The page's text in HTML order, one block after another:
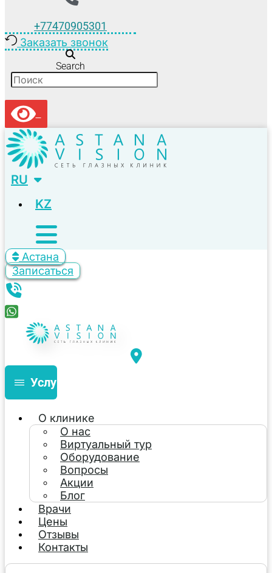
+77470905301
Заказать звонок
Search
RU
KZ
Астана
Записаться
Услуги
О клинике
О нас
Виртуальный тур
Оборудование
Вопросы
Акции
Блог
Врачи
Цены
Отзывы
Контакты